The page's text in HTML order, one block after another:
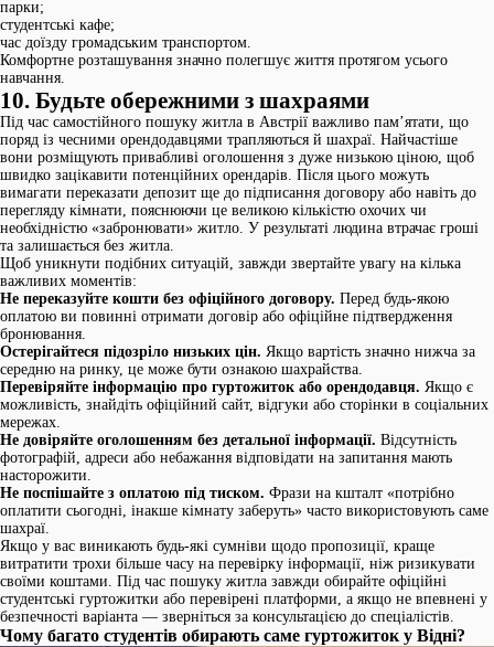
парки;
студентські кафе;
час доїзду громадським транспортом.
Комфортне розташування значно полегшує життя протягом усього
навчання.
10. Будьте обережними з шахраями
Під час самостійного пошуку житла в Австрії важливо пам’ятати, що
поряд із чесними орендодавцями трапляються й шахраї. Найчастіше
вони розміщують привабливі оголошення з дуже низькою ціною, щоб
швидко зацікавити потенційних орендарів. Після цього можуть
вимагати переказати депозит ще до підписання договору або навіть до
перегляду кімнати, пояснюючи це великою кількістю охочих чи
необхідністю «забронювати» житло. У результаті людина втрачає гроші
та залишається без житла.
Щоб уникнути подібних ситуацій, завжди звертайте увагу на кілька
важливих моментів:
Не переказуйте кошти без офіційного договору. Перед будь-якою
оплатою ви повинні отримати договір або офіційне підтвердження
бронювання.
Остерігайтеся підозріло низьких цін. Якщо вартість значно нижча за
середню на ринку, це може бути ознакою шахрайства.
Перевіряйте інформацію про гуртожиток або орендодавця. Якщо є
можливість, знайдіть офіційний сайт, відгуки або сторінки в соціальних
мережах.
Не довіряйте оголошенням без детальної інформації. Відсутність
фотографій, адреси або небажання відповідати на запитання мають
насторожити.
Не поспішайте з оплатою під тиском. Фрази на кшталт «потрібно
оплатити сьогодні, інакше кімнату заберуть» часто використовують саме
шахраї.
Якщо у вас виникають будь-які сумніви щодо пропозиції, краще
витратити трохи більше часу на перевірку інформації, ніж ризикувати
своїми коштами. Під час пошуку житла завжди обирайте офіційні
студентські гуртожитки або перевірені платформи, а якщо не впевнені у
безпечності варіанта — зверніться за консультацією до спеціалістів.
Чому багато студентів обирають саме гуртожиток у Відні?